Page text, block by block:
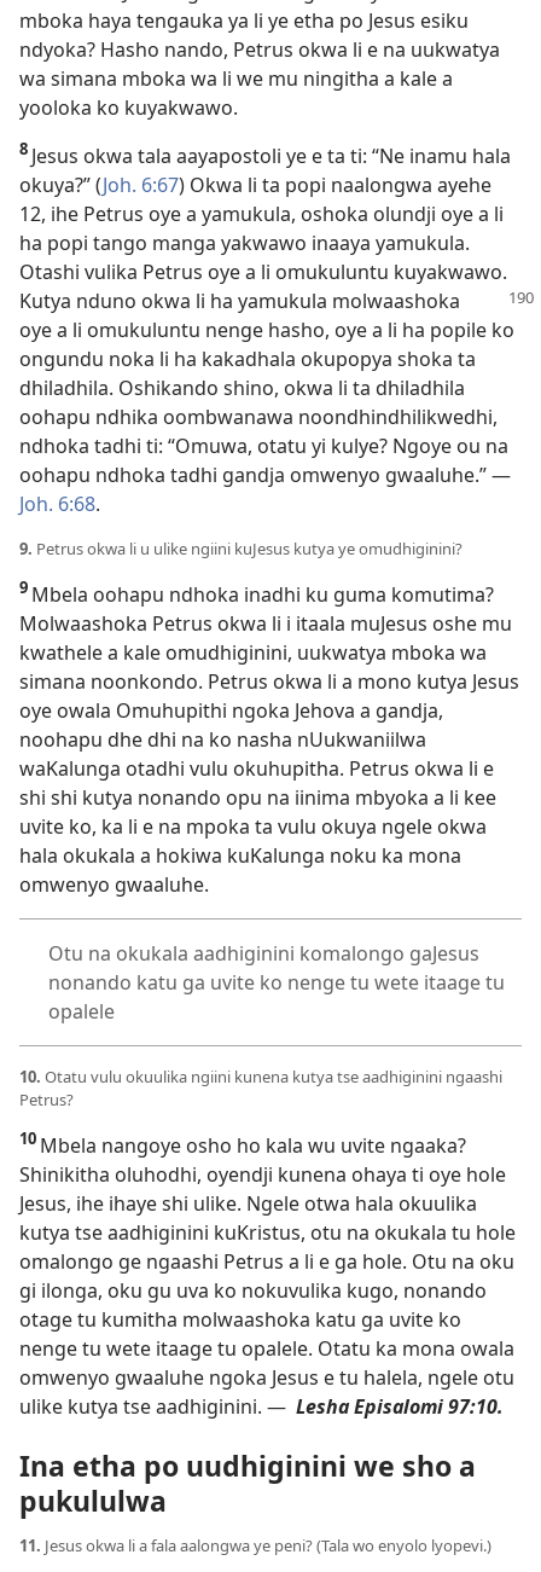
mboka haya tengauka ya li ye etha po Jesus esiku
ndyoka? Hasho nando, Petrus okwa li e na uukwatya
wa simana mboka wa li we mu ningitha a kale a
yooloka ko kuyakwawo.
8 Jesus okwa tala aayapostoli ye e ta ti: “Ne inamu hala
okuya?” (Joh. 6:67) Okwa li ta popi naalongwa ayehe
12, ihe Petrus oye a yamukula, oshoka olundji oye a li
ha popi tango manga yakwawo inaaya yamukula.
Otashi vulika Petrus oye a li omukuluntu kuyakwawo.
Kutya nduno okwa li ha yamukula molwaashoka
oye a li omukuluntu nenge hasho, oye a li ha popile ko
ongundu noka li ha kakadhala okupopya shoka ta
dhiladhila. Oshikando shino, okwa li ta dhiladhila
oohapu ndhika oombwanawa noondhindhilikwedhi,
ndhoka tadhi ti: “Omuwa, otatu yi kulye? Ngoye ou na
oohapu ndhoka tadhi gandja omwenyo gwaaluhe.” —
Joh. 6:68.
9. Petrus okwa li u ulike ngiini kuJesus kutya ye omudhiginini?
9 Mbela oohapu ndhoka inadhi ku guma komutima?
Molwaashoka Petrus okwa li i itaala muJesus oshe mu
kwathele a kale omudhiginini, uukwatya mboka wa
simana noonkondo. Petrus okwa li a mono kutya Jesus
oye owala Omuhupithi ngoka Jehova a gandja,
noohapu dhe dhi na ko nasha nUukwaniilwa
waKalunga otadhi vulu okuhupitha. Petrus okwa li e
shi shi kutya nonando opu na iinima mbyoka a li kee
uvite ko, ka li e na mpoka ta vulu okuya ngele okwa
hala okukala a hokiwa kuKalunga noku ka mona
omwenyo gwaaluhe.
Otu na okukala aadhiginini komalongo gaJesus
nonando katu ga uvite ko nenge tu wete itaage tu
opalele
10. Otatu vulu okuulika ngiini kunena kutya tse aadhiginini ngaashi
Petrus?
10 Mbela nangoye osho ho kala wu uvite ngaaka?
Shinikitha oluhodhi, oyendji kunena ohaya ti oye hole
Jesus, ihe ihaye shi ulike. Ngele otwa hala okuulika
kutya tse aadhiginini kuKristus, otu na okukala tu hole
omalongo ge ngaashi Petrus a li e ga hole. Otu na oku
gi ilonga, oku gu uva ko nokuvulika kugo, nonando
otage tu kumitha molwaashoka katu ga uvite ko
nenge tu wete itaage tu opalele. Otatu ka mona owala
omwenyo gwaaluhe ngoka Jesus e tu halela, ngele otu
ulike kutya tse aadhiginini. — LeshaEpisalomi 97:10.
Ina etha po uudhiginini we sho a
pukululwa
11. Jesus okwa li a fala aalongwa ye peni? (Tala wo enyolo lyopevi.)